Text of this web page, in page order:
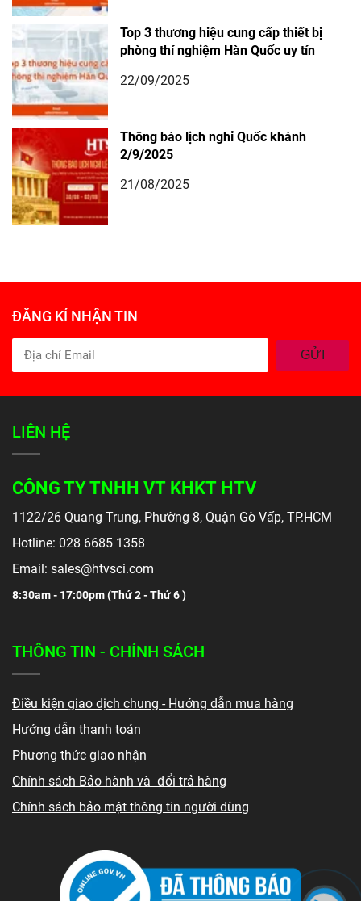
Top 3 thương hiệu cung cấp thiết bị
phòng thí nghiệm Hàn Quốc uy tín
22/09/2025
Thông báo lịch nghỉ Quốc khánh
2/9/2025
21/08/2025
ĐĂNG KÍ NHẬN TIN
GỬI
LIÊN HỆ
CÔNG TY TNHH VT KHKT HTV
1122/26 Quang Trung, Phường 8, Quận Gò Vấp, TP.HCM
Hotline: 028 6685 1358
Email: sales@htvsci.com
8:30am - 17:00pm (Thứ 2 - Thứ 6 )
THÔNG TIN - CHÍNH SÁCH
Điều kiện giao dịch chung - Hướng dẫn mua hàng
Hướng dẫn thanh toán
Phương thức giao nhận
Chính sách Bảo hành và đổi trả hàng
Chính sách bảo mật thông tin người dùng